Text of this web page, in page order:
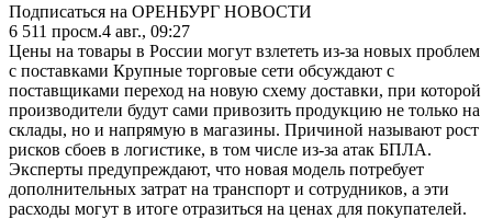
Подписаться на ОРЕНБУРГ НОВОСТИ
6 511 просм.4 авг., 09:27
Цены на товары в России могут взлететь из-за новых проблем
с поставками Крупные торговые сети обсуждают с
поставщиками переход на новую схему доставки, при которой
производители будут сами привозить продукцию не только на
склады, но и напрямую в магазины. Причиной называют рост
рисков сбоев в логистике, в том числе из-за атак БПЛА.
Эксперты предупреждают, что новая модель потребует
дополнительных затрат на транспорт и сотрудников, а эти
расходы могут в итоге отразиться на ценах для покупателей.